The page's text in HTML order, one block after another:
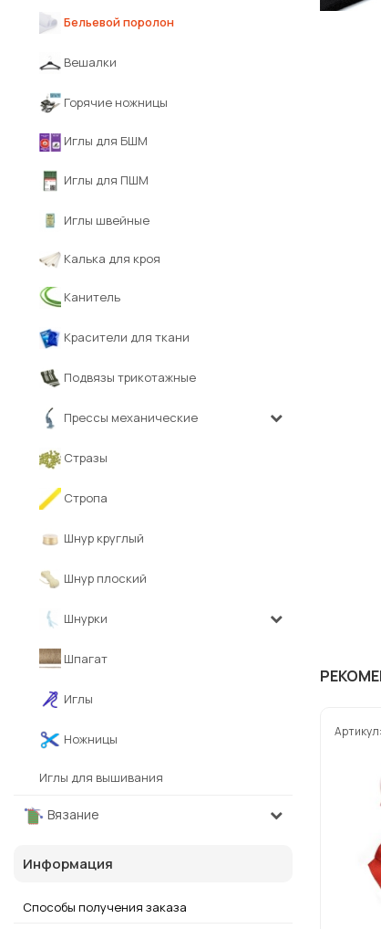
Артикул:
Бельевой поролон
Вешалки
Горячие ножницы
Иглы для БШМ
Иглы для ПШМ
Иглы швейные
Калька для кроя
Канитель
Красители для ткани
Подвязы трикотажные
Прессы механические
Стразы
Стропа
Шнур круглый
Шнур плоский
Шнурки
Шпагат
Иглы
Ножницы
Иглы для вышивания
Вязание
Информация
Способы получения заказа